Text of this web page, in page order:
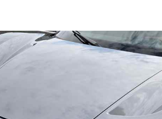
ジープ
テス
BYD
ホンダ
ス